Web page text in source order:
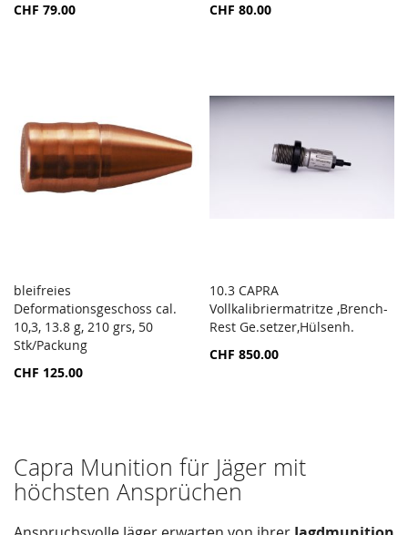
HINZUFÜGEN
CHF 79.00
CHF 80.00
In den Warenkorb
VERGLEICHSLISTE
bleifreies
Deformationsgeschoss cal.
10,3, 13.8 g, 210 grs, 50
Stk/Packung
CHF 125.00
In den Warenkorb
ZUR
10.3 CAPRA
Vollkalibriermatritze ,Brench-
Rest Ge.setzer,Hülsenh.
CHF 850.00
Capra Munition für Jäger mit
höchsten Ansprüchen